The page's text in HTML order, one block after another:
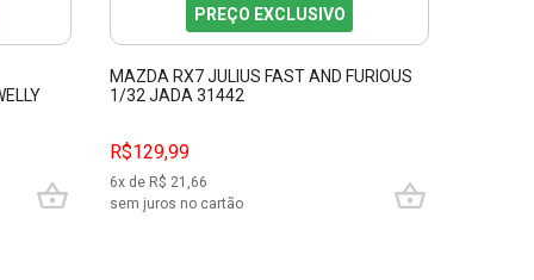
PREÇO EXCLUSIVO
MAZDA RX7 JULIUS FAST AND FURIOUS
1/32 JADA 31442
R$129,99
6x de R$ 21,66
sem juros no cartão